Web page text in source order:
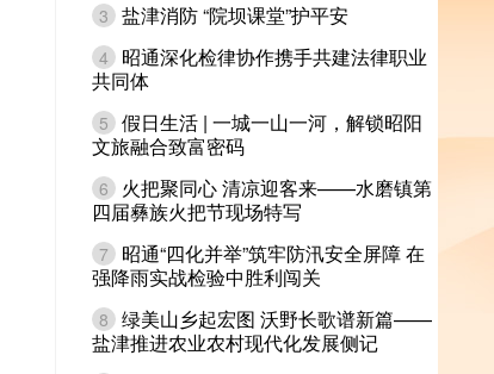
3 盐津消防 “院坝课堂”护平安
4
昭通深化检律协作携手共建法律职业
共同体
5 假日生活 | 一城一山一河，解锁昭阳
文旅融合致富密码
6
火把聚同心 清凉迎客来——水磨镇第
四届彝族火把节现场特写
7
昭通“四化并举”筑牢防汛安全屏障 在
强降雨实战检验中胜利闯关
8 绿美山乡起宏图 沃野长歌谱新篇——
盐津推进农业农村现代化发展侧记